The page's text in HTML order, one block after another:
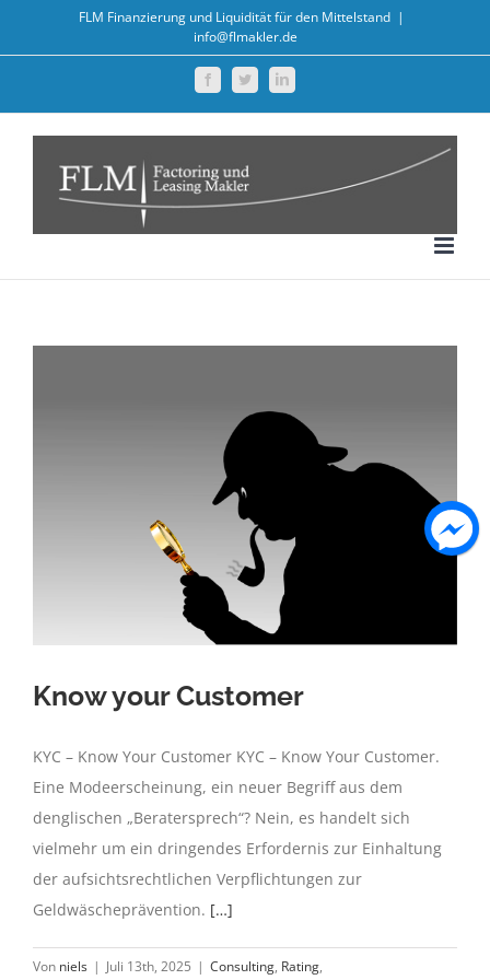
FLM Finanzierung und Liquidität für den Mittelstand |
info@flmakler.de
FacebookTwitterLinkedIn
Know your Customer
KYC – Know Your Customer KYC – Know Your Customer.
Eine Modeerscheinung, ein neuer Begriff aus dem
denglischen „Beratersprech“? Nein, es handelt sich
vielmehr um ein dringendes Erfordernis zur Einhaltung
der aufsichtsrechtlichen Verpflichtungen zur
Geldwäscheprävention. […]
Von niels | Juli 13th, 2025 | Consulting, Rating,